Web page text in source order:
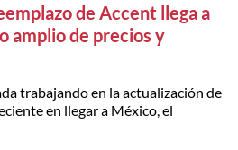
de Accent llega a
amplio de precios y
trabajando en la actualización de
en llegar a México, el